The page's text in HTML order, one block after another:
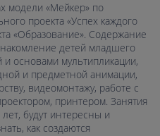
модели «Мейкер» по
проекта «Успех каждого
«Образование». Содержание
детей младшего
и основами мультипликации,
и предметной анимации,
видеомонтажу, работе с
принтером. Занятия
будут интересны и
как создаются